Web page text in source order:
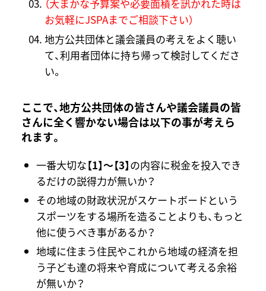
（大まかな予算案や必要面積を訊かれた時は
お気軽にJSPAまでご相談下さい）
地方公共団体と議会議員の考えをよく聴い
て、利用者団体に持ち帰って検討してくださ
い。
ここで、地方公共団体の皆さんや議会議員の皆
さんに全く響かない場合は以下の事が考えら
れます。
一番大切な【1】～【3】の内容に税金を投入でき
るだけの説得力が無いか？
その地域の財政状況がスケートボードという
スポーツをする場所を造ることよりも、もっと
他に使うべき事があるか？
地域に住まう住民やこれから地域の経済を担
う子ども達の将来や育成について考える余裕
が無いか？